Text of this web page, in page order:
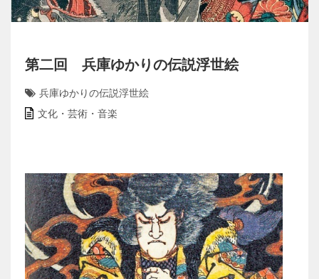
第二回 兵庫ゆかりの伝説浮世絵
兵庫ゆかりの伝説浮世絵
文化・芸術・音楽